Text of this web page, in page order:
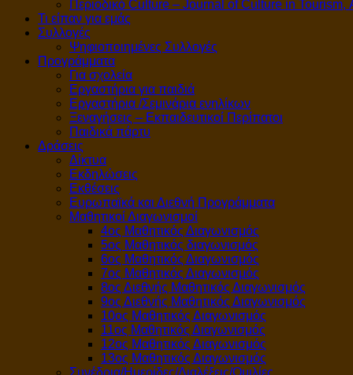
Περιοδικό Culture – Journal of Culture in
Τι είπαν για εμάς
Συλλογές
Ψηφιοποιημένες Συλλογές
Προγράμματα
Για σχολεία
Εργαστήρια για παιδιά
Εργαστήρια /Σεμινάρια ενηλίκων
Ξεναγήσεις – Εκπαιδευτικοί Περίπατοι
Παιδικά πάρτυ
Δράσεις
Δίκτυα
Εκδηλώσεις
Εκθέσεις
Ευρωπαϊκά και Διεθνή Προγράμματα
Μαθητικοί Διαγωνισμοί
4ος Μαθητικός Διαγωνισμός
5ος Μαθητικός διαγωνισμός
6ος Μαθητικός Διαγωνισμός
7ος Μαθητικός Διαγωνισμός
8ος Διεθνής Μαθητικός Διαγωνισμός
9ος Διεθνής Μαθητικός Διαγωνισμός
10ος Μαθητικός Διαγωνισμός
11ος Μαθητικός Διαγωνισμός
12ος Μαθητικός Διαγωνισμός
13ος Μαθητικός Διαγωνισμός
Συνέδρια/Ημερίδες/Διαλέξεις/Ομιλίες